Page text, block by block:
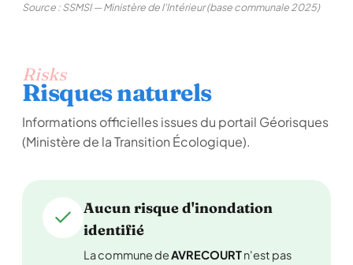
Source : SSMSI — Ministère de l'Intérieur (base communale 2025)
Risks
Risques naturels
Informations officielles issues du portail Géorisques
(Ministère de la Transition Écologique).
Aucun risque d'inondation
identifié
La commune deAVRECOURTn'est pas